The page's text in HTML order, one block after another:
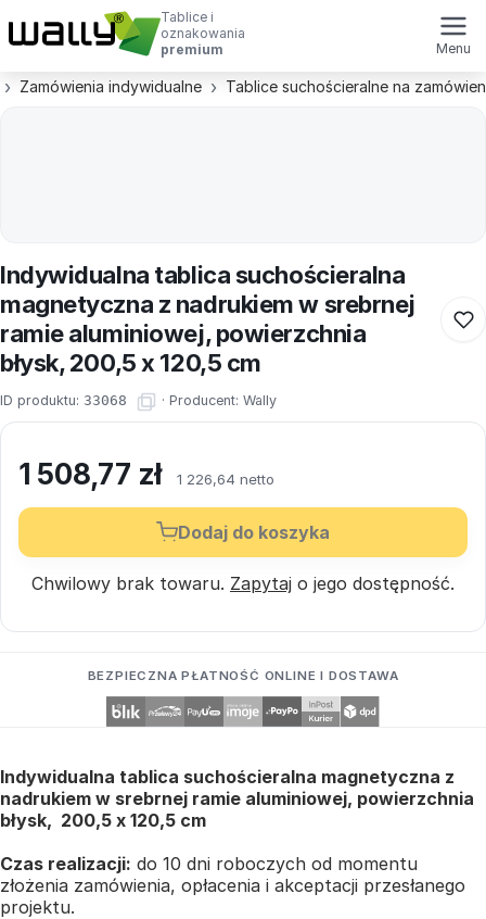
Tablice i
oznakowania
premium
Menu
Zamówienia indywidualne Tablice suchościeralne na
Indywidualna tablica suchościeralna
magnetyczna z nadrukiem w srebrnej
ramie aluminiowej, powierzchnia
błysk, 200,5 x 120,5 cm
ID produktu: 33068 · Producent: Wally
1 508,77 zł 1 226,64 netto
Dodaj do koszyka
Chwilowy brak towaru. Zapytaj o jego dostępność.
BEZPIECZNA PŁATNOŚĆ ONLINE I DOSTAWA
Indywidualna tablica suchościeralna magnetyczna z
nadrukiem w srebrnej ramie aluminiowej, powierzchnia
błysk, 200,5 x 120,5 cm
Czas realizacji: do 10 dni roboczych od momentu
złożenia zamówienia, opłacenia i akceptacji przesłanego
projektu.